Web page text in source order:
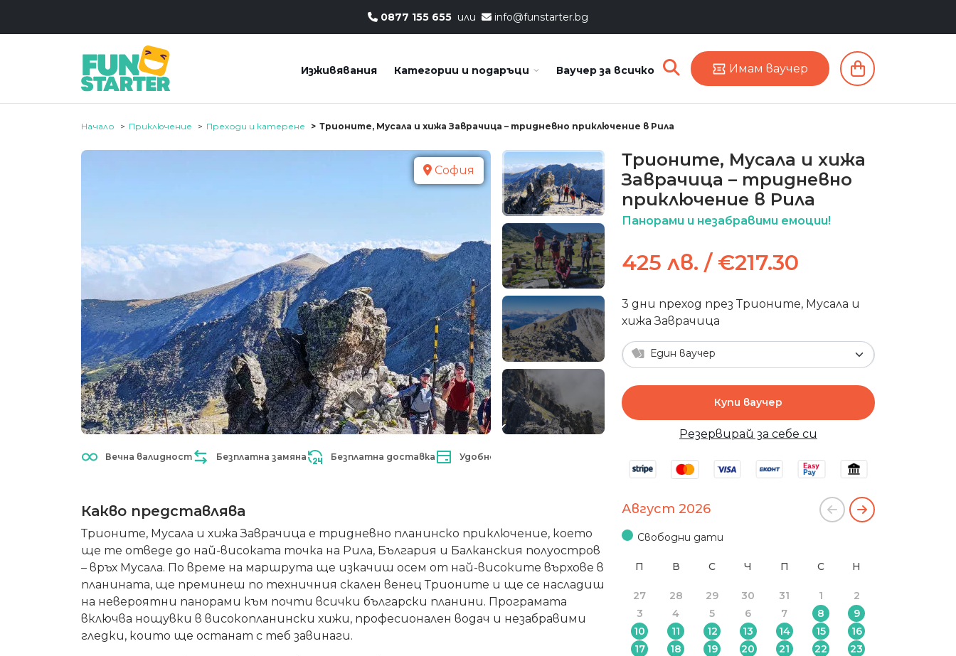
0877 155 655 или info@funstarter.bg
Изживявания Категории и подаръци Ваучер за всичко Имам ваучер
Начало Приключение Преходи и катерене Трионите, Мусала и хижа Заврачица – тридневно приключение в Рила
София
Вечна валидност Безплатна замяна Безплатна доставка Удобно плащане
Какво представлява
Трионите, Мусала и хижа Заврачица е тридневно планинско приключение, което
ще те отведе до най-високата точка на Рила, България и Балканския полуостров
– връх Мусала. По време на маршрута ще изкачиш осем от най-високите върхове в
планината, ще преминеш по техничния скален венец Трионите и ще се насладиш
на невероятни панорами към почти всички български планини. Програмата
включва нощувки в високопланински хижи, професионален водач и незабравими
гледки, които ще останат с теб завинаги.
Трионите, Мусала и хижа
Заврачица – тридневно
приключение в Рила
Панорами и незабравими емоции!
425 лв. / €217.30
3 дни преход през Трионите, Мусала и
хижа Заврачица
Един ваучер
Купи ваучер
Резервирай за себе си
Август 2026
Свободни дати
П В С Ч П С Н
27 28 29 30 31 1
2
3
4 5 6 7 8
9
10
11 12 13 14 15
16
17
18 19 20 21 22
23